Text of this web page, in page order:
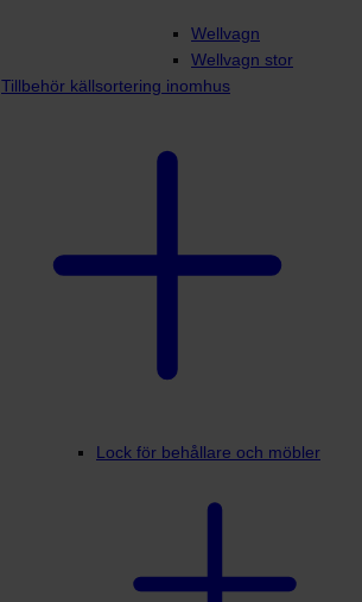
Wellvagn
Wellvagn stor
Tillbehör källsortering inomhus
Lock för behållare och möbler